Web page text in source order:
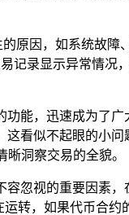
原因，如系统故障
记录显示异常情况
能，迅速成为了
看似不起眼的小
洞察交易的全貌。
忽视的重要因素
转，如果代币合